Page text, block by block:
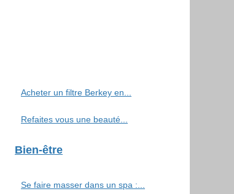
Acheter un filtre Berkey en...
Refaites vous une beauté...
Bien-être
Se faire masser dans un spa :...